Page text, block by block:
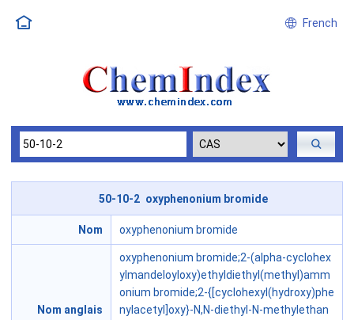
French
50-10-2 oxyphenonium bromide
Nom oxyphenonium bromide
Nom anglais
oxyphenonium bromide;2-(alpha-cyclohex
ylmandeloyloxy)ethyldiethyl(methyl)amm
onium bromide;2-{[cyclohexyl(hydroxy)phe
nylacetyl]oxy}-N,N-diethyl-N-methylethan